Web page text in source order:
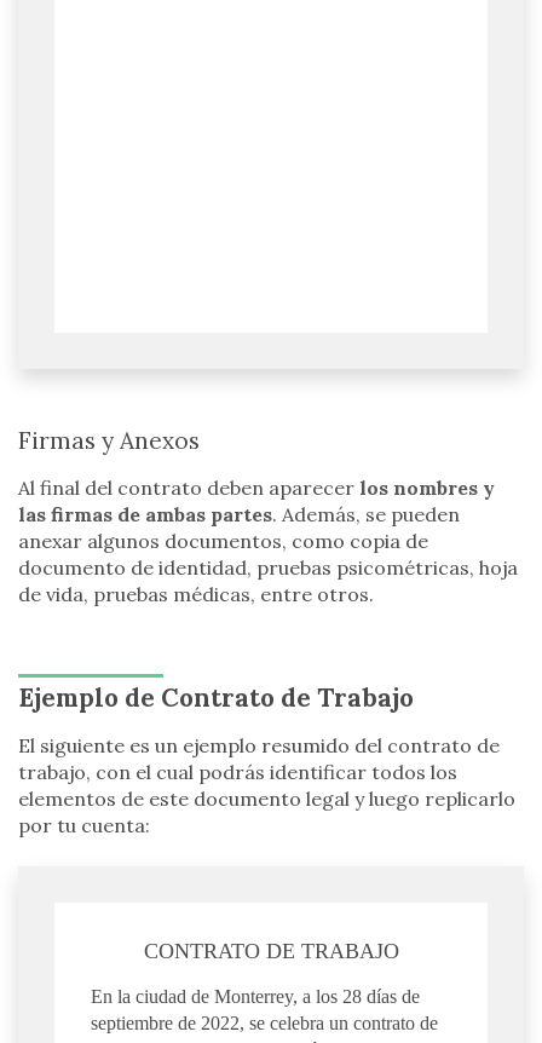
Firmas y Anexos
Al final del contrato deben aparecer los nombres y
las firmas de ambas partes. Además, se pueden
anexar algunos documentos, como copia de
documento de identidad, pruebas psicométricas, hoja
de vida, pruebas médicas, entre otros.
Ejemplo de Contrato de Trabajo
El siguiente es un ejemplo resumido del contrato de
trabajo, con el cual podrás identificar todos los
elementos de este documento legal y luego replicarlo
por tu cuenta:
CONTRATO DE TRABAJO
En la ciudad de Monterrey, a los 28 días de
septiembre de 2022, se celebra un contrato de